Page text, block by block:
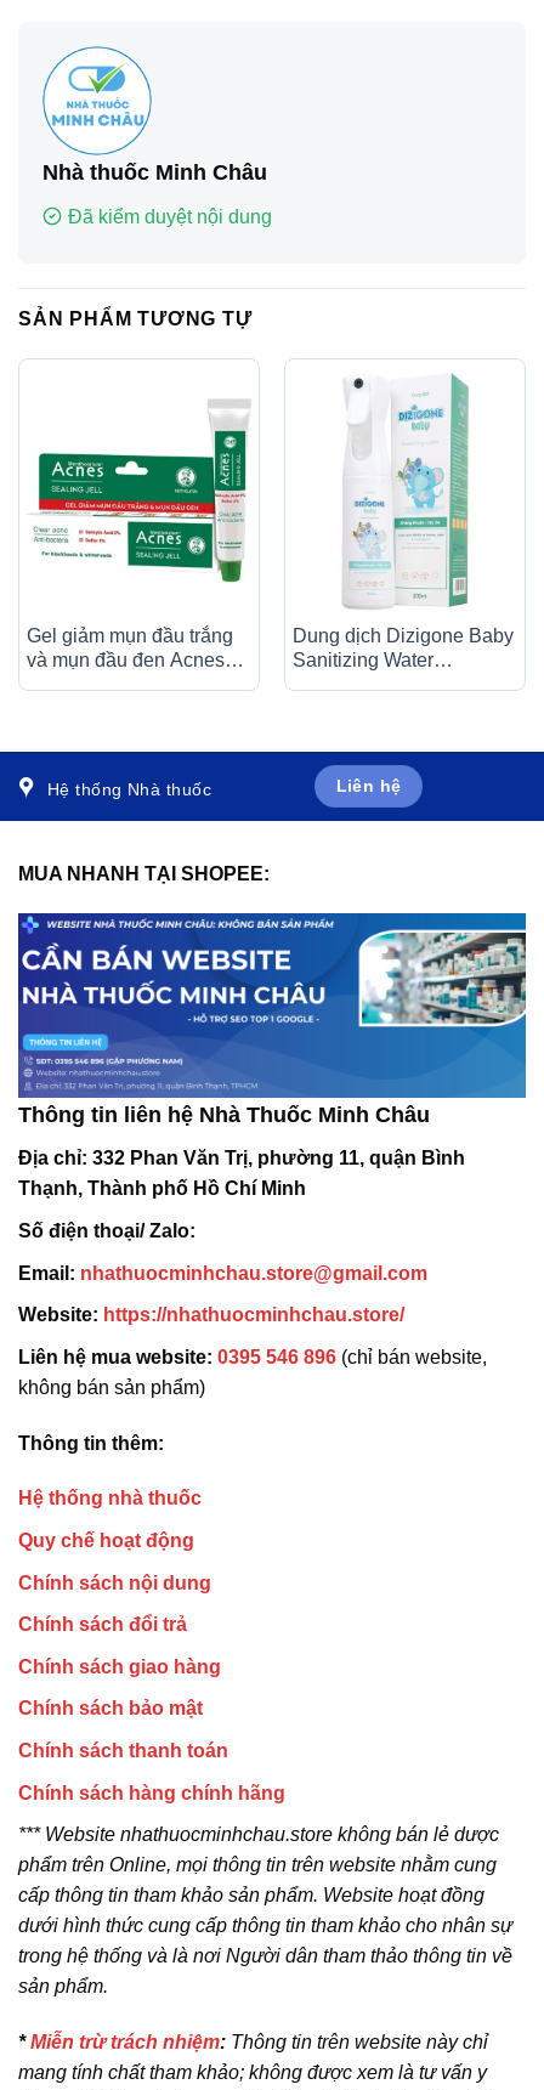
Nhà thuốc Minh Châu
Đã kiểm duyệt nội dung
SẢN PHẨM TƯƠNG TỰ
Gel giảm mụn đầu trắng
và mụn đầu đen Acnes
Dung dịch Dizigone Baby
Sanitizing Water
Hệ thống Nhà thuốc Liên hệ
MUA NHANH TẠI SHOPEE:
Thông tin liên hệ Nhà Thuốc Minh Châu
Địa chỉ: 332 Phan Văn Trị, phường 11, quận Bình
Thạnh, Thành phố Hồ Chí Minh
Số điện thoại/ Zalo:
Email: nhathuocminhchau.store@gmail.com
Website: https://nhathuocminhchau.store/
Liên hệ mua website: 0395 546 896 (chỉ bán website,
không bán sản phẩm)
Thông tin thêm:
Hệ thống nhà thuốc
Quy chế hoạt động
Chính sách nội dung
Chính sách đổi trả
Chính sách giao hàng
Chính sách bảo mật
Chính sách thanh toán
Chính sách hàng chính hãng
*** Website nhathuocminhchau.store không bán lẻ dược
phẩm trên Online, mọi thông tin trên website nhằm cung
cấp thông tin tham khảo sản phẩm. Website hoạt đồng
dưới hình thức cung cấp thông tin tham khảo cho nhân sự
trong hệ thống và là nơi Người dân tham thảo thông tin về
sản phẩm.
*Miễn trừ trách nhiệm: Thông tin trên website này chỉ
mang tính chất tham khảo; không được xem là tư vấn y